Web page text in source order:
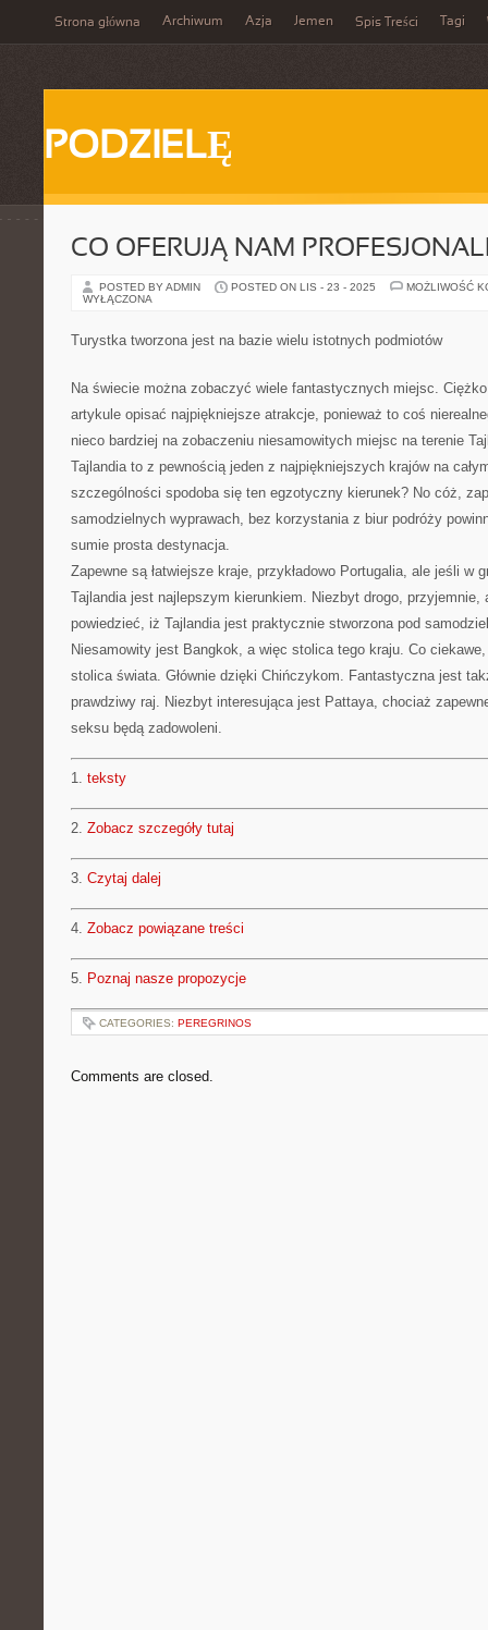
Strona główna Archiwum Azja Jemen Spis Treści Tagi
PODZIELĘ
CO OFERUJĄ NAM
POSTED BY ADMIN POSTED ON LIS - 23 - 2025
MOŻLIWOŚĆ
WYŁĄCZONA
Turystka tworzona jest na bazie wielu istotnych podmiotów
Na świecie można zobaczyć wiele fantastycznych miejsc.
artykule opisać najpiękniejsze atrakcje, ponieważ to coś
nieco bardziej na zobaczeniu niesamowitych miejsc na terenie
Tajlandia to z pewnością jeden z najpiękniejszych krajów na
szczególności spodoba się ten egzotyczny kierunek? No cóż,
samodzielnych wyprawach, bez korzystania z biur podróży
sumie prosta destynacja.
Zapewne są łatwiejsze kraje, przykładowo Portugalia, ale jeśli w
Tajlandia jest najlepszym kierunkiem. Niezbyt drogo, przyjemnie,
powiedzieć, iż Tajlandia jest praktycznie stworzona pod
Niesamowity jest Bangkok, a więc stolica tego kraju. Co
stolica świata. Głównie dzięki Chińczykom. Fantastyczna jest
prawdziwy raj. Niezbyt interesująca jest Pattaya, chociaż
seksu będą zadowoleni.
1. teksty
2. Zobacz szczegóły tutaj
3. Czytaj dalej
4. Zobacz powiązane treści
5. Poznaj nasze propozycje
CATEGORIES: PEREGRINOS
Comments are closed.